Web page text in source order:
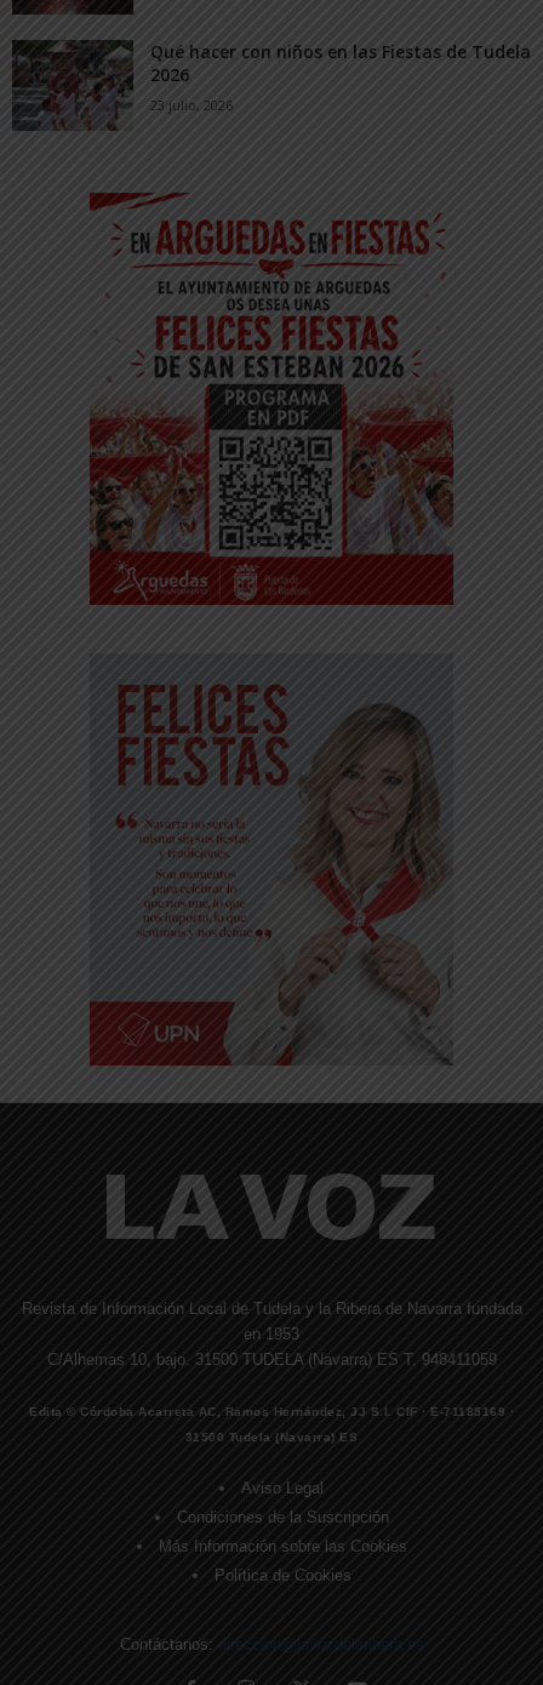
Qué hacer con niños en las Fiestas de Tudela
2026
23 julio, 2026
Revista de Información Local de Tudela y la Ribera de Navarra fundada
en 1953
C/Alhemas 10, bajo. 31500 TUDELA (Navarra) ES T. 948411059
Edita © Córdoba Acarreta AC, Ramos Hernández, JJ S.I. CIF · E-71185169 ·
31500 Tudela (Navarra) ES
Aviso Legal
Condiciones de la Suscripción
Más Información sobre las Cookies
Política de Cookies
Contáctanos: direccion@lavozdelaribera.es